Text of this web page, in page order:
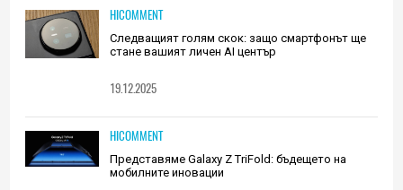
HICOMMENT
Следващият голям скок: защо смартфонът ще
стане вашият личен AI център
19.12.2025
HICOMMENT
Представяме Galaxy Z TriFold: бъдещето на
мобилните иновации